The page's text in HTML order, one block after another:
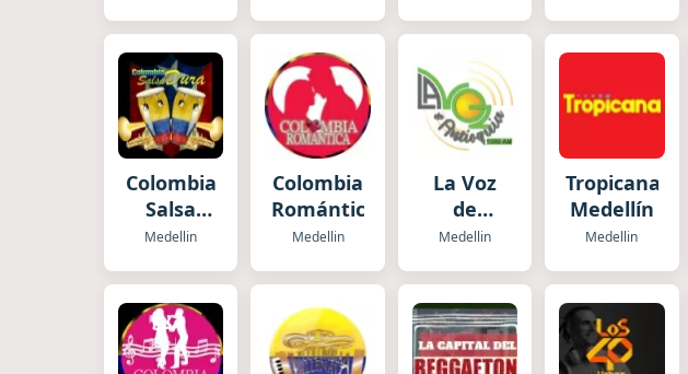
Colombia
Salsa
Dura
Medellin
Colombia
Romántica
Medellin
La Voz
de
Antioquia
Medellin
Tropicana
Medellín
Medellin